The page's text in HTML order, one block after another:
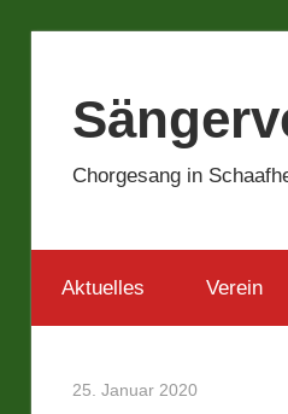
springen
Chorgesang in
Aktuelles Verein
25. Januar 2020